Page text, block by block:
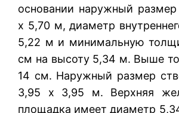
основании наружный
х 5,70 м, диаметр
5,22 м и минимальную
см на высоту 5,34 м. Выше
14 см. Наружный размер
3,95 х 3,95 м. Верхняя
площадка имеет диаметр